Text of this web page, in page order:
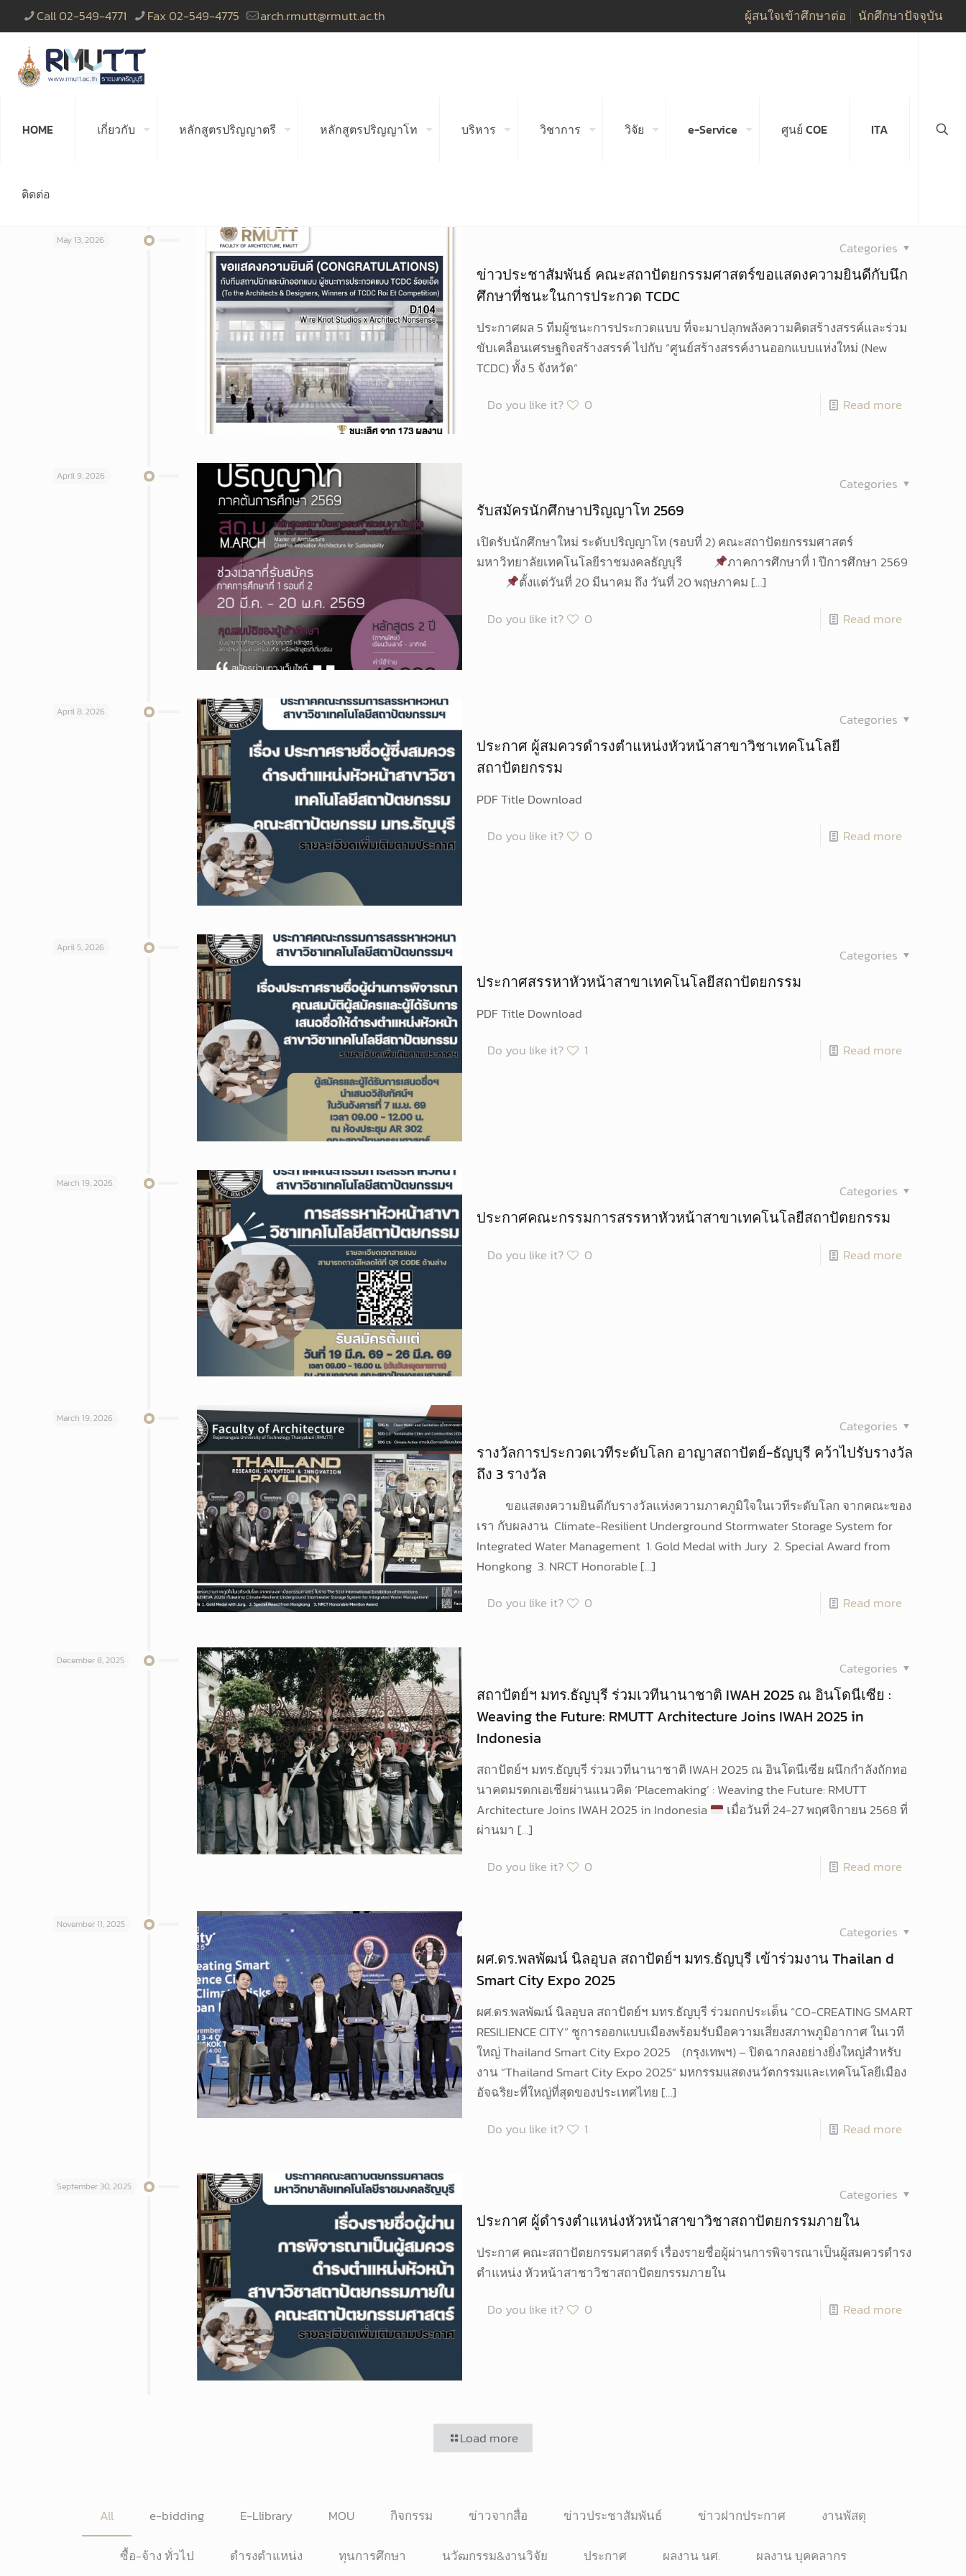
Call 02-549-4771 Fax 02-549-4775 arch.rmutt@rmutt.ac.th ผู้สนใจเข้าศึกษาต่อ นักศึกษาปัจจุบัน
HOME เกี่ยวกับ หลักสูตรปริญญาตรี หลักสูตรปริญญาโท บริหาร วิชาการ วิจัย e-Service ศูนย์ COE ITA
ติดต่อ
May 13, 2026 Categories
ข่าวประชาสัมพันธ์ คณะสถาปัตยกรรมศาสตร์ขอแสดงความยินดีกับนึก
ศึกษาที่ชนะในการประกวด TCDC
ประกาศผล 5 ทีมผู้ชนะการประกวดแบบ ที่จะมาปลุกพลังความคิดสร้างสรรค์และร่วม
ขับเคลื่อนเศรษฐกิจสร้างสรรค์ ไปกับ “ศูนย์สร้างสรรค์งานออกแบบแห่งใหม่ (New
TCDC) ทั้ง 5 จังหวัด”
Do you like it?
0 Read more
April 9, 2026 Categories
รับสมัครนักศึกษาปริญญาโท 2569
เปิดรับนักศึกษาใหม่ ระดับปริญญาโท (รอบที่ 2) คณะสถาปัตยกรรมศาสตร์
มหาวิทยาลัยเทคโนโลยีราชมงคลธัญบุรี
ภาคการศึกษาที่ 1 ปีการศึกษา 2569
ตั้งแต่วันที่ 20 มีนาคม ถึง วันที่ 20 พฤษภาคม[…]
Do you like it?
0 Read more
April 8, 2026 Categories
ประกาศ ผู้สมควรดำรงตำแหน่งหัวหน้าสาขาวิชาเทคโนโลยี
สถาปัตยกรรม
PDF Title Download
Do you like it?
0 Read more
April 5, 2026 Categories
ประกาศสรรหาหัวหน้าสาขาเทคโนโลยีสถาปัตยกรรม
PDF Title Download
Do you like it?
1 Read more
March 19, 2026 Categories
ประกาศคณะกรรมการสรรหาหัวหน้าสาขาเทคโนโลยีสถาปัตยกรรม
Do you like it? 0 Read more
March 19, 2026 Categories
รางวัลการประกวดเวทีระดับโลก อาญาสถาปัตย์​-ธัญบุรี คว้าไปรับรางวัล
ถึง 3 รางวัล
ขอแสดงความยินดีกับรางวัลแห่งความภาคภูมิใจในเวทีระดับโลก จากคณะของ
เรา กับผลงาน Climate-Resilient Underground Stormwater Storage System for
Integrated Water Management 1. Gold Medal with Jury 2. Special Award from
Hongkong 3. NRCT Honorable[…]
Do you like it?
0 Read more
December 8, 2025 Categories
สถาปัตย์ฯ มทร.ธัญบุรี ร่วมเวทีนานาชาติ IWAH 2025 ณ อินโดนีเซีย :
Weaving the Future: RMUTT Architecture Joins IWAH 2025 in
Indonesia
สถาปัตย์ฯ มทร.ธัญบุรี ร่วมเวทีนานาชาติ IWAH 2025 ณ อินโดนีเซีย ผนึกกำลังถักทอ
นาคตมรดกเอเชียผ่านแนวคิด ‘Placemaking’ : Weaving the Future: RMUTT
Architecture Joins IWAH 2025 in Indonesia
เมื่อวันที่ 24-27 พฤศจิกายน 2568 ที่
ผ่านมา […]
Do you like it?
0 Read more
November 11, 2025 Categories
ผศ.ดร.พลพัฒน์ นิลอุบล สถาปัตย์ฯ มทร.ธัญบุรี เข้าร่วมงาน Thailan d
Smart City Expo 2025
ผศ.ดร.พลพัฒน์ นิลอุบล สถาปัตย์ฯ มทร.ธัญบุรี ร่วมถกประเด็น “CO-CREATING SMART
RESILIENCE CITY” ชูการออกแบบเมืองพร้อมรับมือความเสี่ยงสภาพภูมิอากาศ ในเวที
ใหญ่ Thailand Smart City Expo 2025 (กรุงเทพฯ) – ปิดฉากลงอย่างยิ่งใหญ่สำหรับ
งาน “Thailand Smart City Expo 2025” มหกรรมแสดงนวัตกรรมและเทคโนโลยีเมือง
อัจฉริยะที่ใหญ่ที่สุดของประเทศไทย[…]
Do you like it?
1 Read more
September 30, 2025 Categories
ประกาศ ผู้ดำรงตำแหน่งหัวหน้าสาขาวิชาสถาปัตยกรรมภายใน
ประกาศ คณะสถาปัตยกรรมศาสตร์ เรื่องรายชื่อผู้ผ่านการพิจารณาเป็นผู้สมควรดำรง
ตำแหน่ง หัวหน้าสาชาวิชาสถาปัตยกรรมภายใน
Do you like it?
0 Read more
Load more
All e-bidding E-Llibrary MOU กิจกรรม ข่าวจากสื่อ ข่าวประชาสัมพันธ์ ข่าวฝากประกาศ งานพัสดุ
ซื้อ-จ้าง ทั่วไป ดำรงตำแหน่ง ทุนการศึกษา นวัฒกรรม&งานวิจัย ประกาศ ผลงาน นศ. ผลงาน บุคคลากร